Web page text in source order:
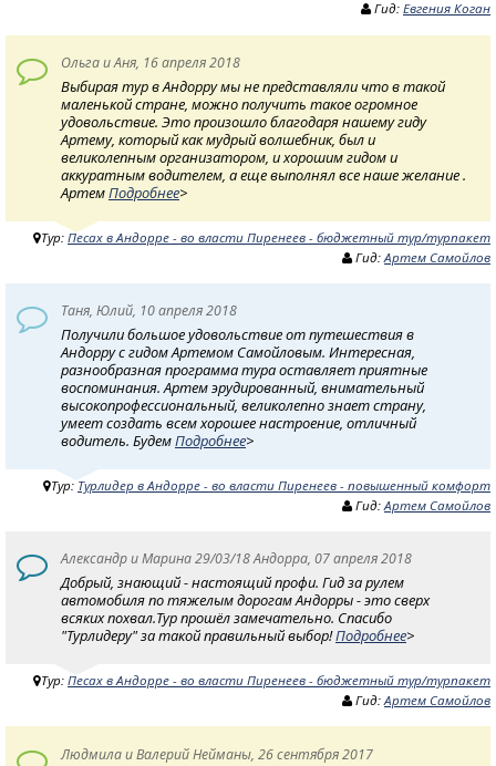
Гид: Евгения Коган
Ольга и Аня, 16 апреля 2018
Выбирая тур в Андорру мы не представляли что в такой
маленькой стране, можно получить такое огромное
удовольствие. Это произошло благодаря нашему гиду
Артему, который как мудрый волшебник, был и
великолепным организатором, и хорошим гидом и
аккуратным водителем, а еще выполнял все наше желание .
АртемПодробнее>
Тур: Песах в Андорре - во власти Пиренеев - бюджетный тур/турпакет
Гид: Артем Самойлов
Таня, Юлий, 10 апреля 2018
Получили большое удовольствие от путешествия в
Андорру с гидом Артемом Самойловым. Интересная,
разнообразная программа тура оставляет приятные
воспоминания. Артем эрудированный, внимательный
высокопрoфессиональный, великолепно знает страну,
умеет создать всем хорошее настроение, отличный
водитель. БудемПодробнее>
Тур: Турлидер в Андорре - во власти Пиренеев - повышенный комфорт
Гид: Артем Самойлов
Александр и Марина 29/03/18 Андорра, 07 апреля 2018
Добрый, знающий - настоящий профи. Гид за рулем
автомобиля по тяжелым дорогам Андорры - это сверх
всяких похвал.Тур прошёл замечательно. Спасибо
"Турлидеру" за такой правильный выбор!Подробнее>
Тур: Песах в Андорре - во власти Пиренеев - бюджетный тур/турпакет
Гид: Артем Самойлов
Людмила и Валерий Нейманы, 26 сентября 2017